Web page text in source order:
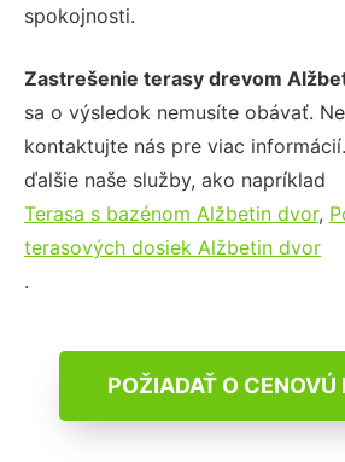
spokojnosti.
Zastrešenie terasy drevom
sa o výsledok nemusíte obávať.
kontaktujte nás pre viac
ďalšie naše služby, ako napríklad
Terasa s bazénom Alžbetin dvor,
terasových dosiek Alžbetin dvor
.
POŽIADAŤ O CENOVÚ